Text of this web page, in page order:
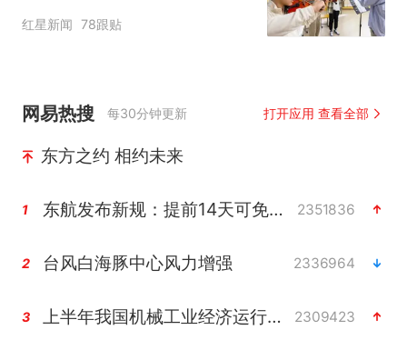
“如何策划晚会” 专家：遏
红星新闻 78跟贴
网易热搜 每30分钟更新 打开应用 查看全部
东方之约 相约未来
1 东航发布新规：提前14天可免费退改签 2351836
2 台风白海豚中心风力增强 2336964
3 上半年我国机械工业经济运行稳中有进 2309423